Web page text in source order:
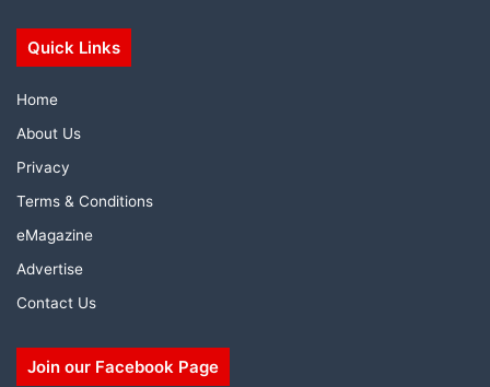
Quick Links
Home
About Us
Privacy
Terms & Conditions
eMagazine
Advertise
Contact Us
Join our Facebook Page